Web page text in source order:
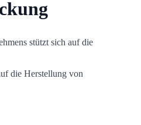
stützt sich auf die
die Herstellung von